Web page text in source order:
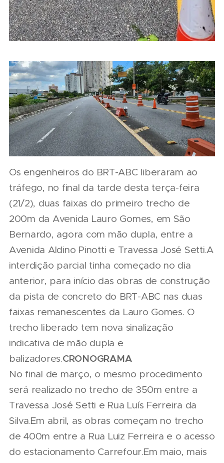
Os engenheiros do BRT-ABC liberaram ao
tráfego, no final da tarde desta terça-feira
(21/2), duas faixas do primeiro trecho de
200m da Avenida Lauro Gomes, em São
Bernardo, agora com mão dupla, entre a
Avenida Aldino Pinotti e Travessa José Setti.A
interdição parcial tinha começado no dia
anterior, para início das obras de construção
da pista de concreto do BRT-ABC nas duas
faixas remanescentes da Lauro Gomes. O
trecho liberado tem nova sinalização
indicativa de mão dupla e
balizadores.CRONOGRAMA
No final de março, o mesmo procedimento
será realizado no trecho de 350m entre a
Travessa José Setti e Rua Luís Ferreira da
Silva.Em abril, as obras começam no trecho
de 400m entre a Rua Luiz Ferreira e o acesso
do estacionamento Carrefour.Em maio, mais